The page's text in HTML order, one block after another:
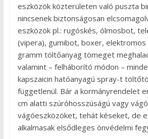
eszközök közterületen való puszta
nincsenek biztonságosan
eszközök pl.: rugóskés, ólmosbot,
(vipera), gumibot, boxer, elektromos
gramm töltőanyag tömeget
valamint – felháborító módon –
kapszaicin hatóanyagú spray-t
függetlenül. Bár a kormányrendelet
cm alatti szúróhosszúságú vagy
vágóeszközöket, tehát késeket, de
alkalmasak elsődleges önvédelmi